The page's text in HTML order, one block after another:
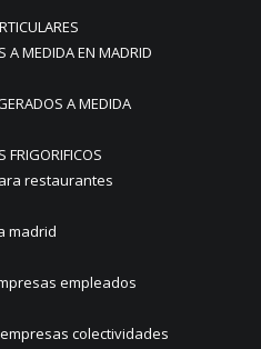
A MEDIDA EN MADRID
A MEDIDA
FRIGORIFICOS
restaurantes
madrid
empleados
colectividades